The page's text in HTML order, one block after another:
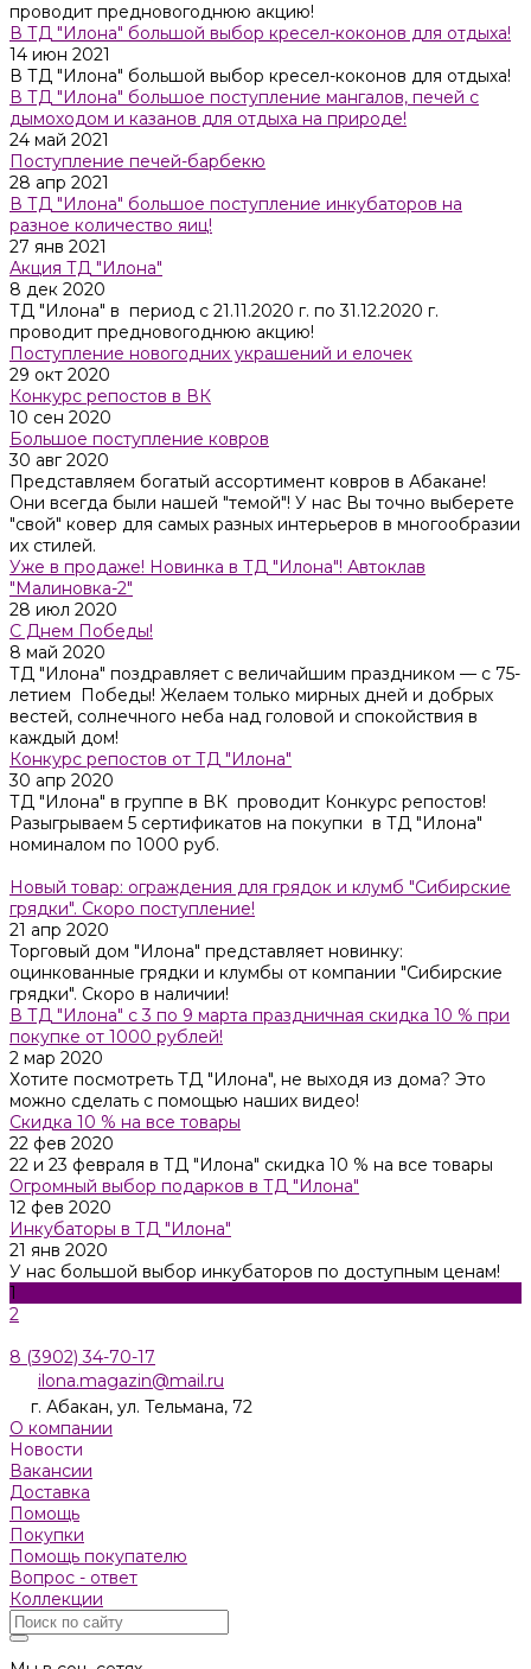
проводит предновогоднюю акцию!
В ТД "Илона" большой выбор кресел-коконов для отдыха!
14 июн 2021
В ТД "Илона" большой выбор кресел-коконов для отдыха!
В ТД "Илона" большое поступление мангалов, печей с
дымоходом и казанов для отдыха на природе!
24 май 2021
Поступление печей-барбекю
28 апр 2021
В ТД "Илона" большое поступление инкубаторов на
разное количество яиц!
27 янв 2021
Акция ТД "Илона"
8 дек 2020
ТД "Илона" в период с 21.11.2020 г. по 31.12.2020 г.
проводит предновогоднюю акцию!
Поступление новогодних украшений и елочек
29 окт 2020
Конкурс репостов в ВК
10 сен 2020
Большое поступление ковров
30 авг 2020
Представляем богатый ассортимент ковров в Абакане!
Они всегда были нашей "темой"! У нас Вы точно выберете
"свой" ковер для самых разных интерьеров в многообразии
их стилей.
Уже в продаже! Новинка в ТД "Илона"! Автоклав
"Малиновка-2"
28 июл 2020
С Днем Победы!
8 май 2020
ТД "Илона" поздравляет с величайшим праздником — с 75-
летием Победы! Желаем только мирных дней и добрых
вестей, солнечного неба над головой и спокойствия в
каждый дом!
Конкурс репостов от ТД "Илона"
30 апр 2020
ТД "Илона" в группе в ВК проводит Конкурс репостов!
Разыгрываем 5 сертификатов на покупки в ТД "Илона"
номиналом по 1000 руб.
Новый товар: ограждения для грядок и клумб "Сибирские
грядки". Скоро поступление!
21 апр 2020
Торговый дом "Илона" представляет новинку:
оцинкованные грядки и клумбы от компании "Сибирские
грядки". Скоро в наличии!
В ТД "Илона" с 3 по 9 марта праздничная скидка 10 % при
покупке от 1000 рублей!
2 мар 2020
Хотите посмотреть ТД "Илона", не выходя из дома? Это
можно сделать с помощью наших видео!
Скидка 10 % на все товары
22 фев 2020
22 и 23 февраля в ТД "Илона" скидка 10 % на все товары
Огромный выбор подарков в ТД "Илона"
12 фев 2020
Инкубаторы в ТД "Илона"
21 янв 2020
У нас большой выбор инкубаторов по доступным ценам!
1
2
8 (3902) 34-70-17
ilona.magazin@mail.ru
г. Абакан, ул. Тельмана, 72
О компании
Новости
Вакансии
Доставка
Помощь
Покупки
Помощь покупателю
Вопрос - ответ
Коллекции